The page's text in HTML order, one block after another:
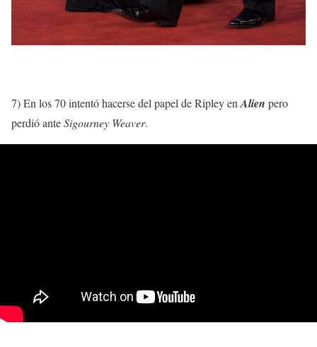
7) En los 70 intentó hacerse del papel de Ripley en Alien pero
perdió anteSigourney Weaver.